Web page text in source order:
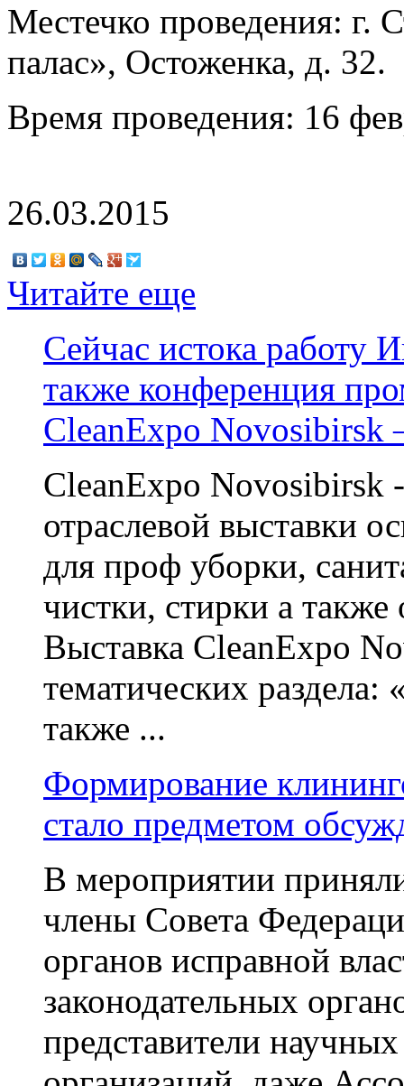
Местечко проведения: г.
палас», Остоженка, д. 32.
Время проведения: 16
26.03.2015
Читайте еще
Сейчас истока работу
также конференция
CleanExpo
CleanExpo Novosibirsk
отраслевой выставки
для проф уборки,
чистки, стирки а
Выставка CleanExpo
тематических
также ...
Формирование
стало предметом
В мероприятии
члены Совета
органов исправной
законодательных
представители